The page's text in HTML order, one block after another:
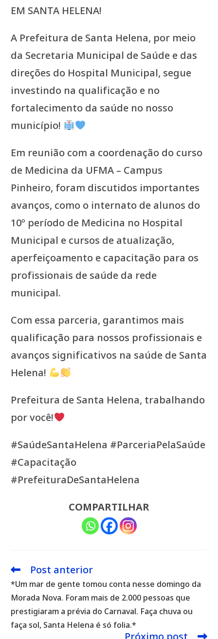
EM SANTA HELENA!
A Prefeitura de Santa Helena, por meio
da Secretaria Municipal de Saúde e das
direções do Hospital Municipal, segue
investindo na qualificação e no
fortalecimento da saúde no nosso
município!
Em reunião com a coordenação do curso
de Medicina da UFMA – Campus
Pinheiro, foram discutidos importantes
avanços, como o internato de alunos do
10º período de Medicina no Hospital
Municipal e cursos de atualização,
aperfeiçoamento e capacitação para os
profissionais de saúde da rede
municipal.
Com essa parceria, garantimos mais
qualificação para nossos profissionais e
avanços significativos na saúde de Santa
Helena!
Prefeitura de Santa Helena, trabalhando
por você!
#SaúdeSantaHelena #ParceriaPelaSaúde
#Capacitação
#PrefeituraDeSantaHelena
COMPARTILHAR
Leia
artigos
Post anterior
*Um mar de gente tomou conta nesse domingo da
Morada Nova. Foram mais de 2.000 pessoas que
prestigiaram a prévia do Carnaval. Faça chuva ou
faça sol, Santa Helena é só folia.*
Próximo post